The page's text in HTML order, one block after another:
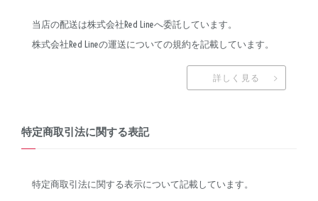
当店の配送は株式会社Red Lineへ委託しています。
株式会社Red Lineの運送についての規約を記載しています。
詳しく見る
特定商取引法に関する表記
特定商取引法に関する表示について記載しています。